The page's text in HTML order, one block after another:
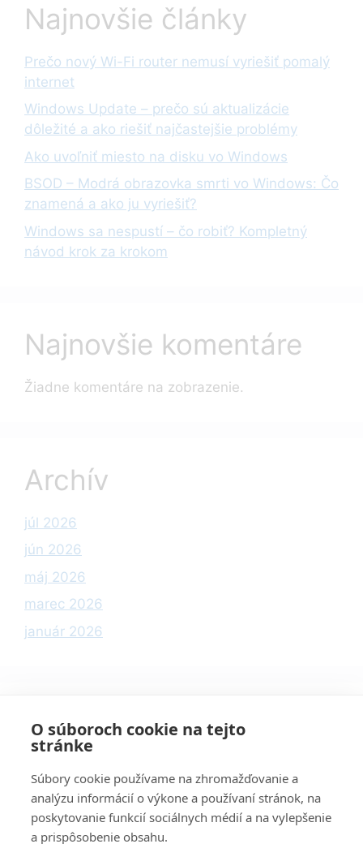
Najnovšie články
Prečo nový Wi-Fi router nemusí vyriešiť pomalý
internet
Windows Update – prečo sú aktualizácie
dôležité a ako riešiť najčastejšie problémy
Ako uvoľniť miesto na disku vo Windows
BSOD – Modrá obrazovka smrti vo Windows: Čo
znamená a ako ju vyriešiť?
Windows sa nespustí – čo robiť? Kompletný
návod krok za krokom
Najnovšie komentáre
Žiadne komentáre na zobrazenie.
Archív
júl 2026
jún 2026
máj 2026
marec 2026
január 2026
Kategórie
Počítače
Podvody
O súboroch cookie na tejto
stránke
Súbory cookie používame na zhromažďovanie a
analýzu informácií o výkone a používaní stránok, na
poskytovanie funkcií sociálnych médií a na vylepšenie
a prispôsobenie obsahu.